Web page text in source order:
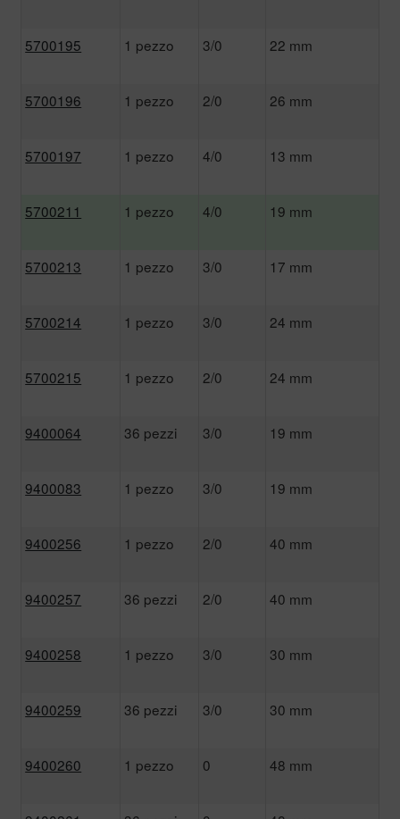
5700195 1 pezzo 3/0 22 mm
5700196 1 pezzo 2/0 26 mm
5700197 1 pezzo 4/0 13 mm
5700211 1 pezzo 4/0 19 mm
5700213 1 pezzo 3/0 17 mm
5700214 1 pezzo 3/0 24 mm
5700215 1 pezzo 2/0 24 mm
9400064 36 pezzi 3/0 19 mm
9400083 1 pezzo 3/0 19 mm
9400256 1 pezzo 2/0 40 mm
9400257 36 pezzi 2/0 40 mm
9400258 1 pezzo 3/0 30 mm
9400259 36 pezzi 3/0 30 mm
9400260 1 pezzo 0 48 mm